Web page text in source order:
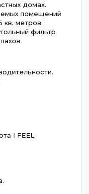
домах.
помещений
кв. метров.
фильтр
I FEEL.